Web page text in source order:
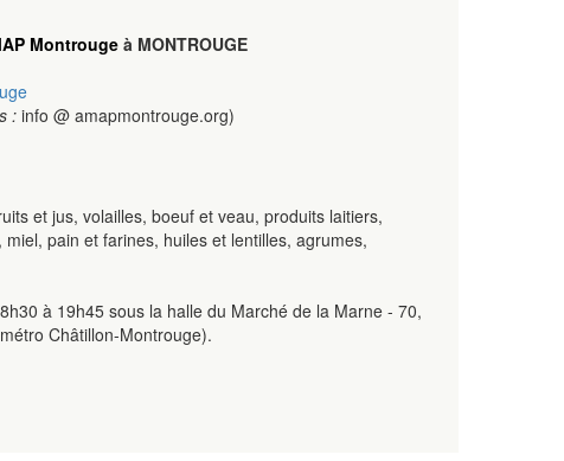
Montrouge à MONTROUGE
: info @ amapmontrouge.org)
et jus, volailles, boeuf et veau, produits laitiers,
pain et farines, huiles et lentilles, agrumes,
à 19h45 sous la halle du Marché de la Marne - 70,
Châtillon-Montrouge).